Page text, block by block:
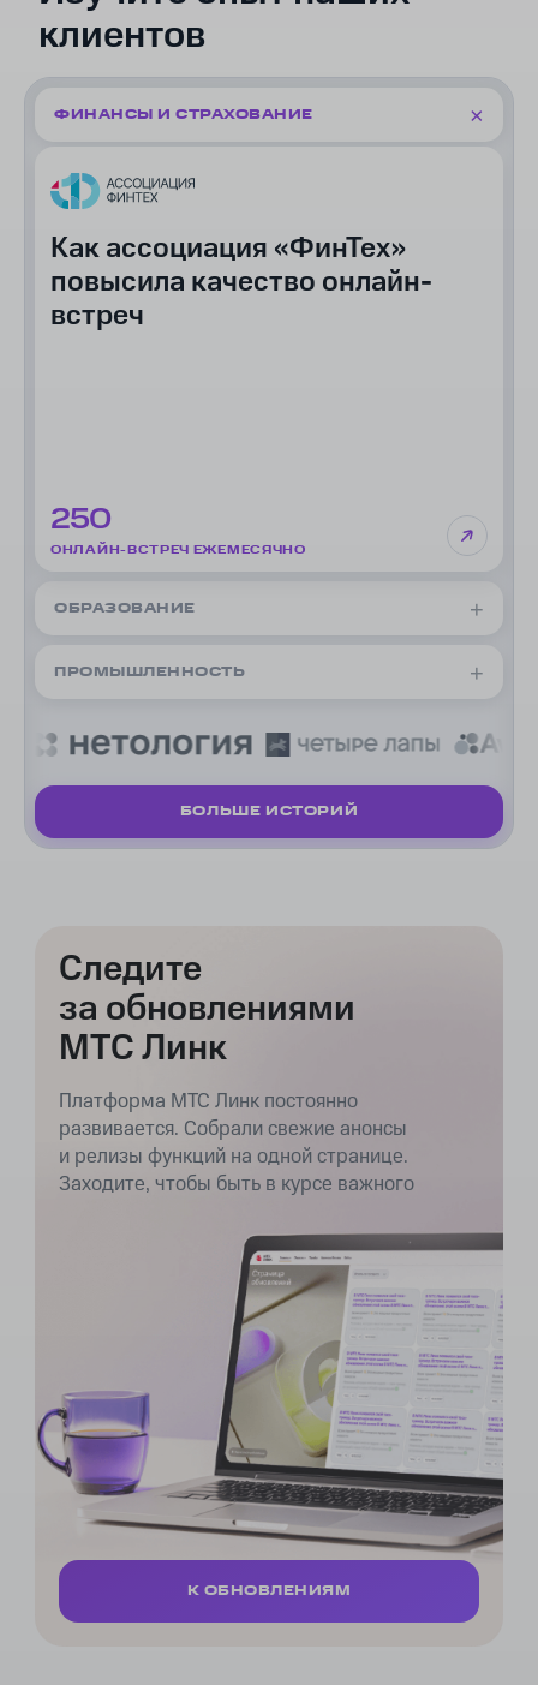
клиентов
ФИНАНСЫ И СТРАХОВАНИЕ
Как ассоциация «ФинТех»
повысила качество онлайн-
встреч
250
ОНЛАЙН-ВСТРЕЧ ЕЖЕМЕСЯЧНО
ОБРАЗОВАНИЕ
120
ГИБРИДНЫХ МЕРОПРИЯТИЙ В МЕСЯЦ
ПРОМЫШЛЕННОСТЬ
10
КОМНАТ
БОЛЬШЕ ИСТОРИЙ
Следите
за обновлениями
МТС Линк
Платформа МТС Линк постоянно
развивается. Собрали свежие анонсы
и релизы функций на одной странице.
Заходите, чтобы быть в курсе важного
К ОБНОВЛЕНИЯМ